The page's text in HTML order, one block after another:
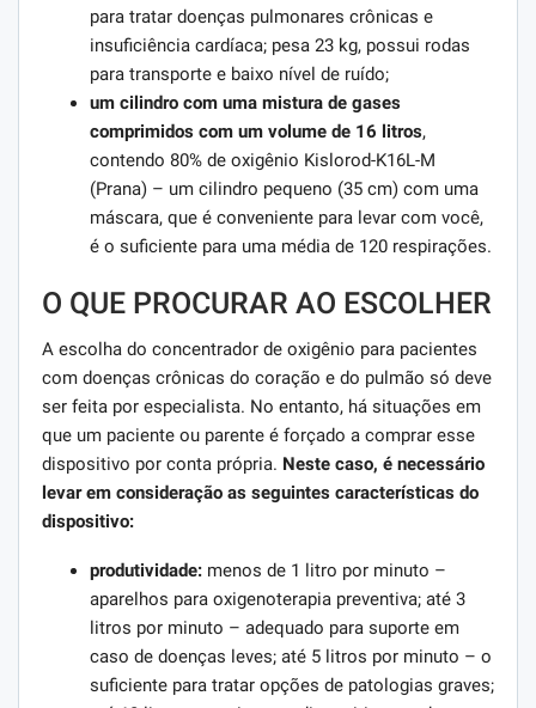
para tratar doenças pulmonares crônicas e
insuficiência cardíaca; pesa 23 kg, possui rodas
para transporte e baixo nível de ruído;
um cilindro com uma mistura de gases
comprimidos com um volume de 16 litros,
contendo 80% de oxigênio Kislorod-K16L-M
(Prana) – um cilindro pequeno (35 cm) com uma
máscara, que é conveniente para levar com você,
é o suficiente para uma média de 120 respirações.
O QUE PROCURAR AO ESCOLHER
A escolha do concentrador de oxigênio para pacientes
com doenças crônicas do coração e do pulmão só deve
ser feita por especialista. No entanto, há situações em
que um paciente ou parente é forçado a comprar esse
dispositivo por conta própria. Neste caso, é necessário
levar em consideração as seguintes características do
dispositivo:
produtividade: menos de 1 litro por minuto –
aparelhos para oxigenoterapia preventiva; até 3
litros por minuto – adequado para suporte em
caso de doenças leves; até 5 litros por minuto – o
suficiente para tratar opções de patologias graves;